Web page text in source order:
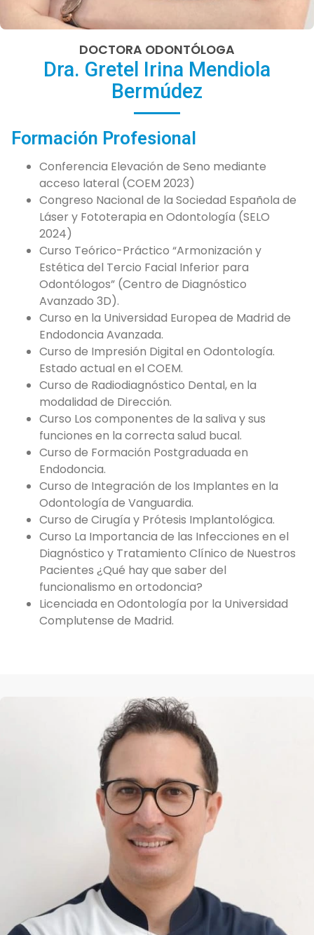
DOCTORA ODONTÓLOGA
Dra. Gretel Irina Mendiola
Bermúdez
Formación Profesional
Conferencia Elevación de Seno mediante
acceso lateral (COEM 2023)
Congreso Nacional de la Sociedad Española de
Láser y Fototerapia en Odontología (SELO
2024)
Curso Teórico-Práctico “Armonización y
Estética del Tercio Facial Inferior para
Odontólogos” (Centro de Diagnóstico
Avanzado 3D).
Curso en la Universidad Europea de Madrid de
Endodoncia Avanzada.
Curso de Impresión Digital en Odontología.
Estado actual en el COEM.
Curso de Radiodiagnóstico Dental, en la
modalidad de Dirección.
Curso Los componentes de la saliva y sus
funciones en la correcta salud bucal.
Curso de Formación Postgraduada en
Endodoncia.
Curso de Integración de los Implantes en la
Odontología de Vanguardia.
Curso de Cirugía y Prótesis Implantológica.
Curso La Importancia de las Infecciones en el
Diagnóstico y Tratamiento Clínico de Nuestros
Pacientes ¿Qué hay que saber del
funcionalismo en ortodoncia?
Licenciada en Odontología por la Universidad
Complutense de Madrid.